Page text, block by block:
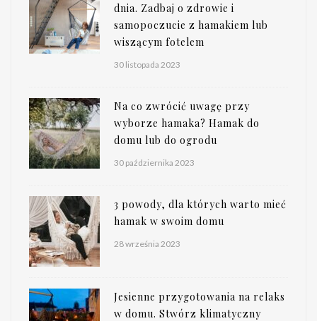
dnia. Zadbaj o zdrowie i
samopoczucie z hamakiem lub
wiszącym fotelem
30 listopada 2023
Na co zwrócić uwagę przy
wyborze hamaka? Hamak do
domu lub do ogrodu
30 października 2023
3 powody, dla których warto mieć
hamak w swoim domu
28 września 2023
Jesienne przygotowania na relaks
w domu. Stwórz klimatyczny